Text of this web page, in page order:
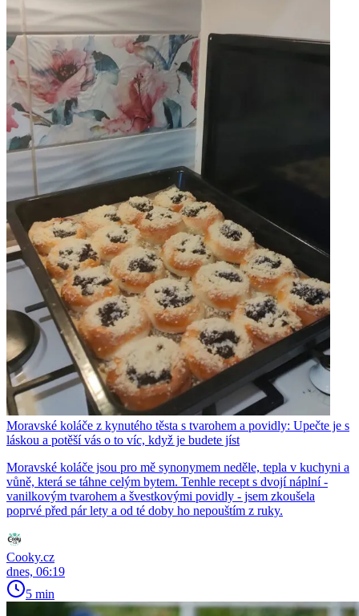
Moravské koláče z kynutého těsta s tvarohem a povidly: Upečte je s
láskou a potěší vás o to víc, když je budete jíst
Moravské koláče jsou pro mě synonymem neděle, tepla v kuchyni a
vůně, která se táhne celým bytem. Tenhle recept s dvojí náplní -
vanilkovým tvarohem a švestkovými povidly - jsem zkoušela
poprvé před pár lety a od té doby ho nepouštím z ruky.
Cooky.cz
dnes, 06:19
5 min